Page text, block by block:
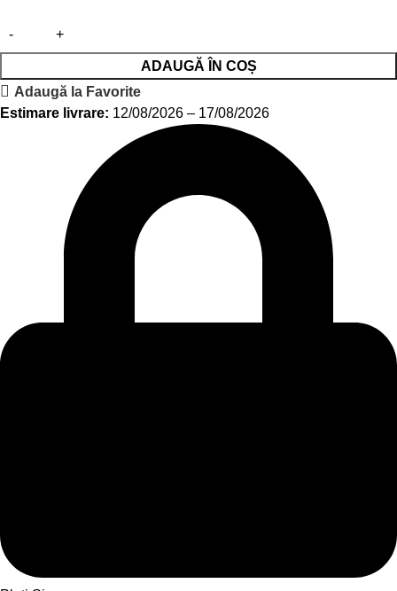
ADAUGĂ ÎN COȘ
Adaugă la Favorite
Estimare livrare: 12/08/2026 – 17/08/2026